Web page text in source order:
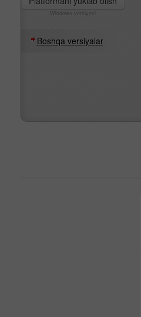
Windows versiyasi
Boshqa versiyalar